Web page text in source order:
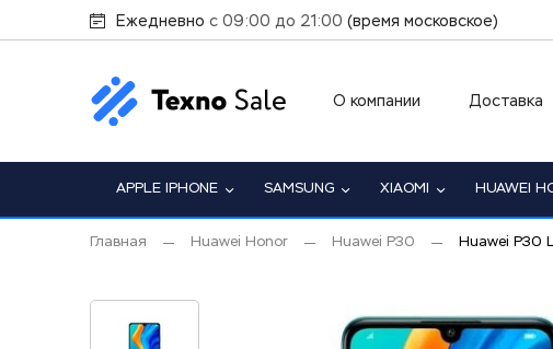
Ежедневно с 09:00 до 21:00 (время московское)
О компании Доставка
APPLE IPHONE SAMSUNG XIAOMI HUAWEI
Главная Huawei Honor Huawei P30 Huawei P30